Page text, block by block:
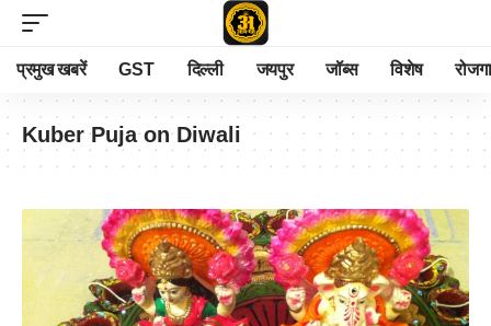
प्रमुख खबरें GST दिल्ली जयपुर जॉब्स विशेष
Kuber Puja on Diwali